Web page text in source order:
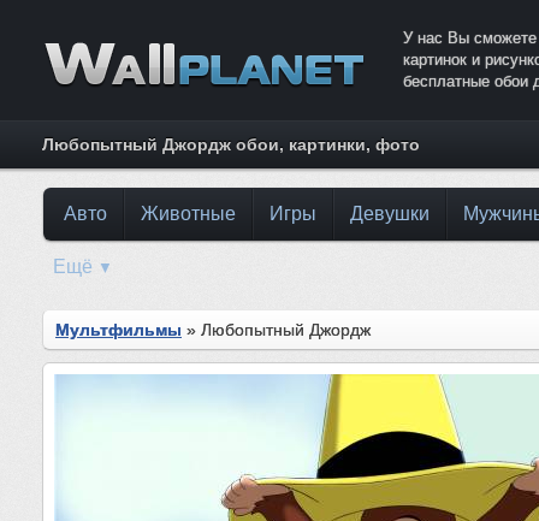
У нас Вы сможете
картинок и
бесплатные обои
Любопытный Джордж обои, картинки, фото
Авто Животные Игры Девушки
Ещё ▼
Мультфильмы » Любопытный Джордж